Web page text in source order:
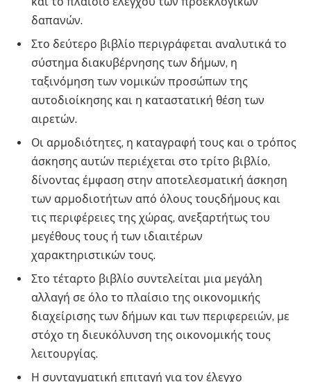
δαπανών.
Στο δεύτερο βιβλίο περιγράφεται αναλυτικά το
σύστημα διακυβέρνησης των δήμων, η
ταξινόμηση των νομικών προσώπων της
αυτοδιοίκησης και η καταστατική θέση των
αιρετών.
Οι αρμοδιότητες, η καταγραφή τους και ο τρόπος
άσκησης αυτών περιέχεται στο τρίτο βιβλίο,
δίνοντας έμφαση στην αποτελεσματική άσκηση
των αρμοδιοτήτων από όλους τουςδήμους και
τις περιφέρειες της χώρας, ανεξαρτήτως του
μεγέθους τους ή των ιδιαιτέρων
χαρακτηριστικών τους.
Στο τέταρτο βιβλίο συντελείται μια μεγάλη
αλλαγή σε όλο το πλαίσιο της οικονομικής
διαχείρισης των δήμων και των περιφερειών, με
στόχο τη διευκόλυνση της οικονομικής τους
λειτουργίας.
Η συνταγματική επιταγή για τον έλεγχο